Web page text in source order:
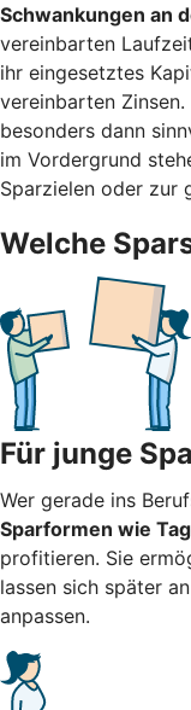
Schwankungen an
vereinbarten
ihr eingesetztes
vereinbarten
besonders dann
im Vordergrund
Sparzielen oder zur
Welche
Für junge
Wer gerade ins
Sparformen wie
profitieren. Sie
lassen sich später
anpassen.